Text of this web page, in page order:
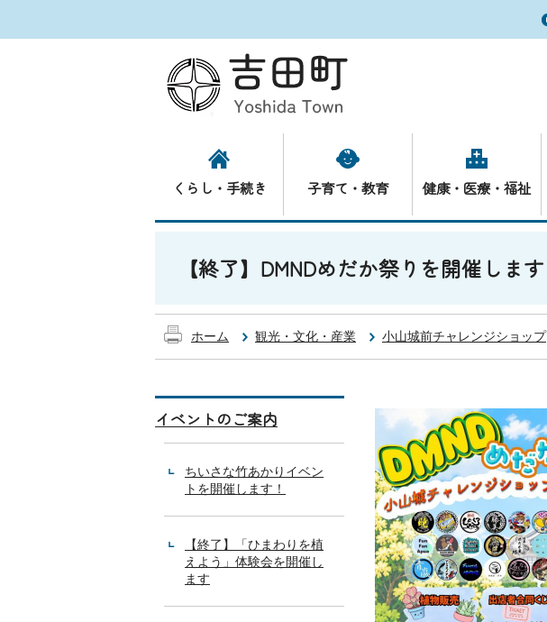
くらし・手続き 子育て・教育 健康・医療・福祉
【終了】DMNDめだか祭りを開催します
ホーム 観光・文化・産業 小山城前チャレンジショップ
イベントのご案内
ちいさな竹あかりイベン
トを開催します！
【終了】「ひまわりを植
えよう」体験会を開催し
ます